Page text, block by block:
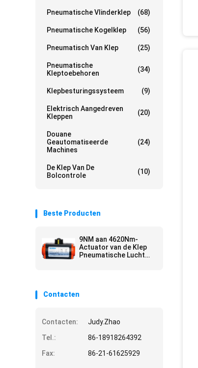
Pneumatische Vlinderklep (68)
Pneumatische Kogelklep (56)
Pneumatisch Van Klep (25)
Pneumatische
Kleptoebehoren
(34)
Klepbesturingssysteem (9)
Elektrisch Aangedreven
Kleppen
(20)
Douane
Geautomatiseerde
Machines
(24)
De Klep Van De
Bolcontrole
(10)
Beste Producten
9NM aan 4620Nm-
Actuator van de Klep
Pneumatische Lucht
Contacten
Contacten:
Judy.Zhao
Tel.:
86-18918264392
Fax:
86-21-61625929